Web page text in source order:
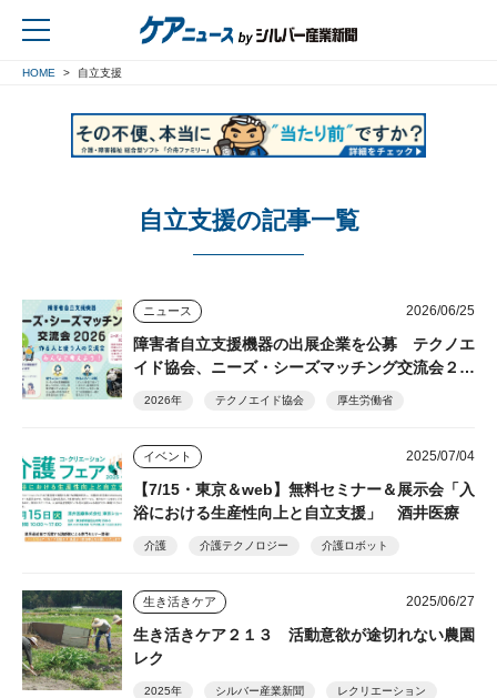
HOME 自立支援
自立支援の記事一覧
ニュース 2026/06/25
障害者自立支援機器の出展企業を公募 テクノエ
イド協会、ニーズ・シーズマッチング交流会２０
2026年 テクノエイド協会 厚生労働省
イベント 2025/07/04
【7/15・東京＆web】無料セミナー＆展示会「入
浴における生産性向上と自立支援」 酒井医療
介護 介護テクノロジー 介護ロボット
生き活きケア 2025/06/27
生き活きケア２１３ 活動意欲が途切れない農園
レク
2025年 シルバー産業新聞 レクリエーション